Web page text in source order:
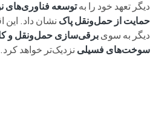
دیگر تعهد خود را بهتوسعه فناوری‌های
حمایت از حمل‌ونقل پاک نشان داد. این
دیگر به سویبرقی‌سازی حمل‌ونقل و
سوخت‌های فسیلی نزدیک‌تر خواهد کرد.